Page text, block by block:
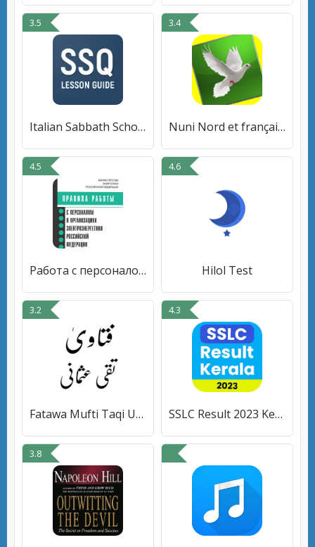
3.5
Italian Sabbath School Lesson
3.4
Nuni Nord et français English
4.5
Работа с персоналом
4.6
Hilol Test
3.2
Fatawa Mufti Taqi Usmani
4.3
SSLC Result 2023 Kerala
3.8